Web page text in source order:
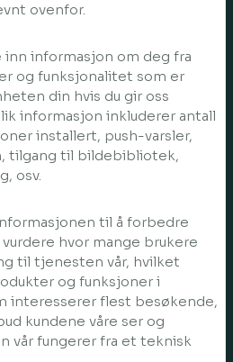
ovenfor.
inn informasjon om deg fra
og funksjonalitet som er
din hvis du gir oss
informasjon inkluderer antall
installert, push-varsler,
tilgang til bildebibliotek,
osv.
til å forbedre
hvor mange brukere
til tjenesten vår, hvilket
og funksjoner i
interesserer flest besøkende,
kundene våre ser og
vår fungerer fra et teknisk